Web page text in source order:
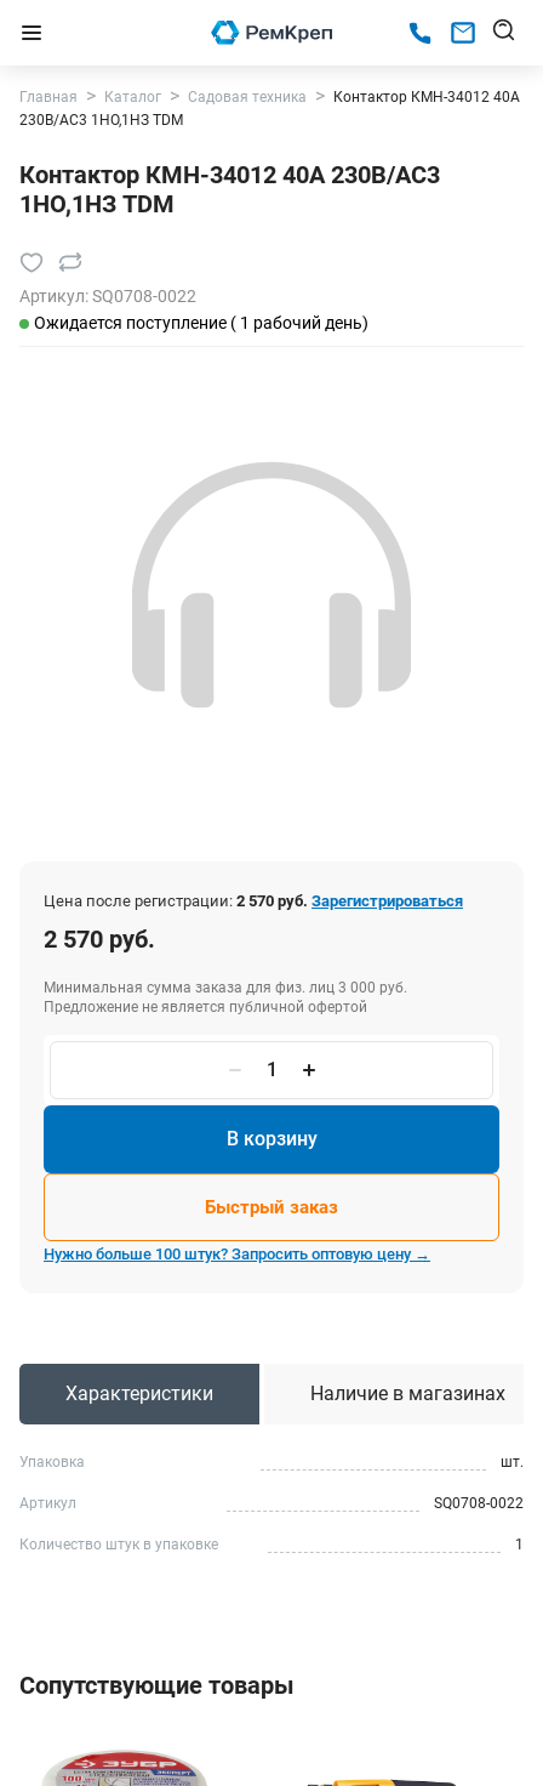
Главная Каталог Садовая техника
Контактор КМН-34012 40А
230В/АС3 1НО,1НЗ TDM
Контактор КМН-34012 40А 230В/АС3
1НО,1НЗ TDM
Артикул:SQ0708-0022
Ожидается поступление ( 1 рабочий день)
Цена после регистрации: 2 570 руб. Зарегистрироваться
2 570 руб.
Минимальная сумма заказа для физ. лиц 3 000 руб.
Предложение не является публичной офертой
В корзину
Быстрый заказ
Нужно больше 100 штук? Запросить оптовую цену →
Характеристики Наличие в магазинах
Упаковка шт.
Артикул SQ0708-0022
Количество штук в упаковке 1
Сопутствующие товары